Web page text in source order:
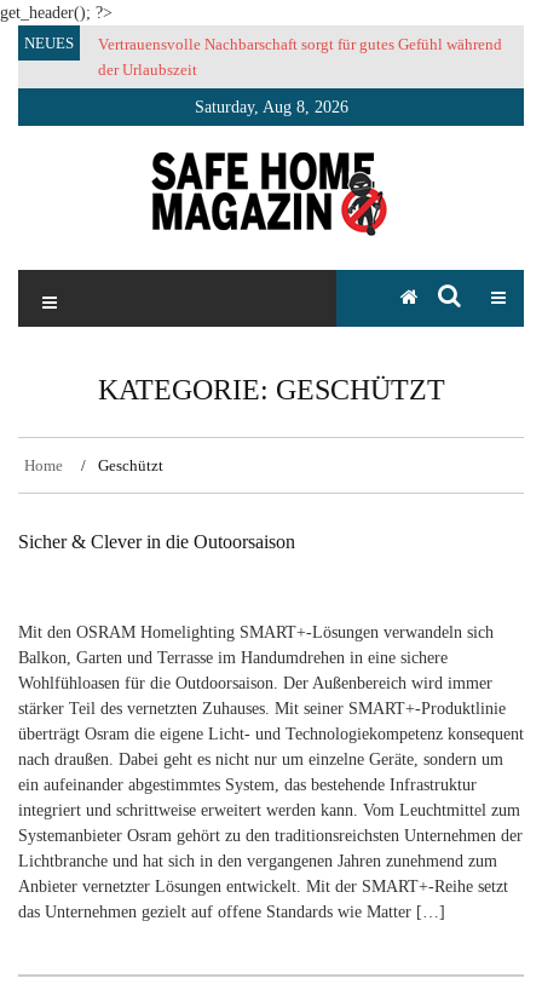
get_header(); ?>
Skip
content
NEUES
Vertrauensvolle Nachbarschaft sorgt für gutes Gefühl während
der Urlaubszeit
Saturday, Aug 8, 2026
SAFE HOME Magazin
KATEGORIE: GESCHÜTZT
Home Geschützt
Sicher & Clever in die Outoorsaison
Mit den OSRAM Homelighting SMART+-Lösungen verwandeln sich
Balkon, Garten und Terrasse im Handumdrehen in eine sichere
Wohlfühloasen für die Outdoorsaison. Der Außenbereich wird immer
stärker Teil des vernetzten Zuhauses. Mit seiner SMART+-Produktlinie
überträgt Osram die eigene Licht- und Technologiekompetenz konsequent
nach draußen. Dabei geht es nicht nur um einzelne Geräte, sondern um
ein aufeinander abgestimmtes System, das bestehende Infrastruktur
integriert und schrittweise erweitert werden kann. Vom Leuchtmittel zum
Systemanbieter Osram gehört zu den traditionsreichsten Unternehmen der
Lichtbranche und hat sich in den vergangenen Jahren zunehmend zum
Anbieter vernetzter Lösungen entwickelt. Mit der SMART+-Reihe setzt
das Unternehmen gezielt auf offene Standards wie Matter […]